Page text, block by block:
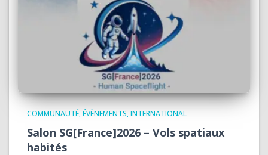
COMMUNAUTÉ ÉVÈNEMENTS INTERNATIONAL
Salon SG[France]2026 – Vols spatiaux
habités